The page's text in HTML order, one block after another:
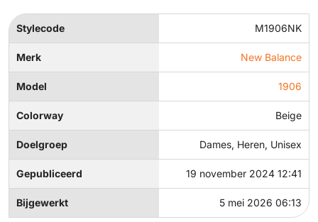
Stylecode M1906NK
Merk New Balance
Model 1906
Colorway Beige
Doelgroep Dames, Heren, Unisex
Gepubliceerd 19 november 2024 12:41
Bijgewerkt 5 mei 2026 06:13